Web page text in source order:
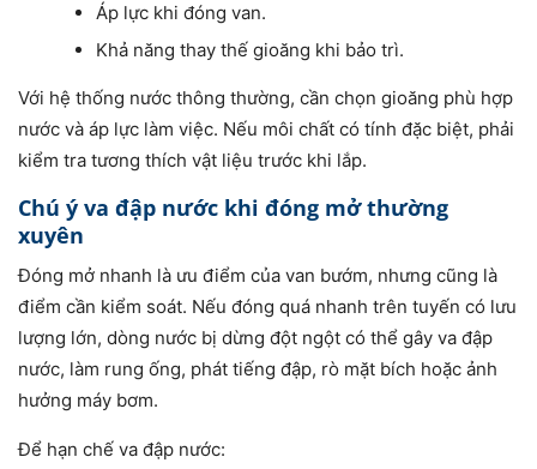
Áp lực khi đóng van.
Khả năng thay thế gioăng khi bảo trì.
Với hệ thống nước thông thường, cần chọn gioăng phù hợp
nước và áp lực làm việc. Nếu môi chất có tính đặc biệt, phải
kiểm tra tương thích vật liệu trước khi lắp.
Chú ý va đập nước khi đóng mở thường
xuyên
Đóng mở nhanh là ưu điểm của van bướm, nhưng cũng là
điểm cần kiểm soát. Nếu đóng quá nhanh trên tuyến có lưu
lượng lớn, dòng nước bị dừng đột ngột có thể gây va đập
nước, làm rung ống, phát tiếng đập, rò mặt bích hoặc ảnh
hưởng máy bơm.
Để hạn chế va đập nước: